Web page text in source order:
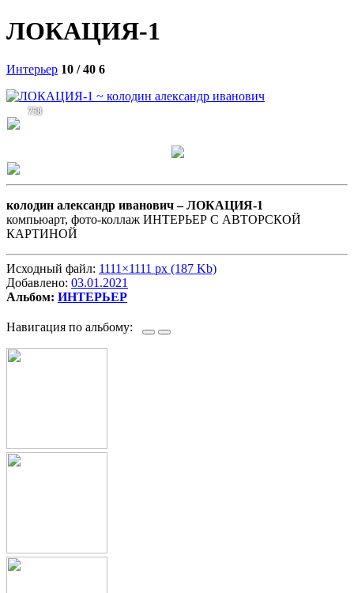
ЛОКАЦИЯ-1
Интерьер 10 / 40 6
758
колодин александр иванович –ЛОКАЦИЯ-1
компьюарт, фото-коллаж ИНТЕРЬЕР С АВТОРСКОЙ
КАРТИНОЙ
Исходный файл: 1111×1111 px (187 Kb)
Добавлено: 03.01.2021
Альбом: ИНТЕРЬЕР
Навигация по альбому: